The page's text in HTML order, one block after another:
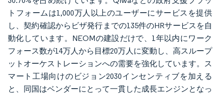
トフォームは1,000万人以上のユーザーにサービスを提供
し、契約確認からビザ発行までの135件のHRサービスを自
動化しています。NEOMの建設だけで、1年以内にワーク
フォース数が14万人から目標20万人に変動し、高スループ
ットオーケストレーションへの需要を強化しています。ス
マート工場向けのビジョン2030インセンティブを加える
と、同国はベンダーにとって一貫した成長エンジンとなっ